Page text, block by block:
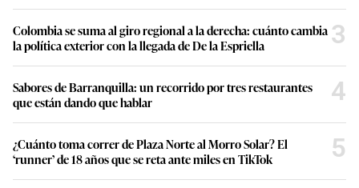
Colombia se suma al giro regional a la derecha: cuánto cambia
la política exterior con la llegada de De la Espriella
3
Sabores de Barranquilla: un recorrido por tres restaurantes
que están dando que hablar
4
¿Cuánto toma correr de Plaza Norte al Morro Solar? El
‘runner’ de 18 años que se reta ante miles en TikTok
5